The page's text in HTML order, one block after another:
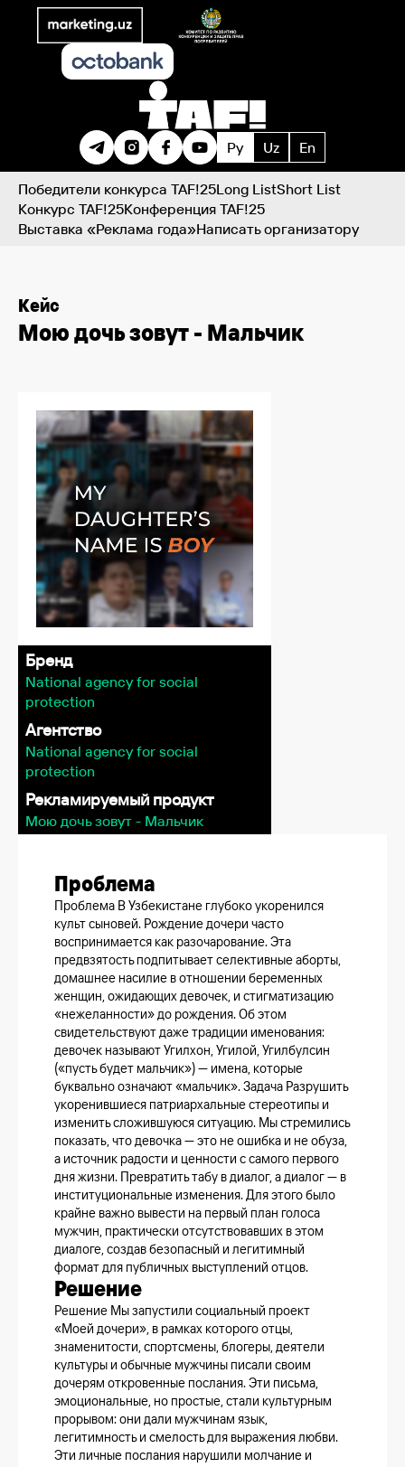
Ру Uz En
Победители конкурса TAF!25Long ListShort List
Конкурс TAF!25Конференция TAF!25
Выставка «Реклама года»Написать организатору
Кейс
Мою дочь зовут - Мальчик
Бренд
National agency for social
protection
Агентство
National agency for social
protection
Рекламируемый продукт
Мою дочь зовут - Мальчик
Проблема
Проблема В Узбекистане глубоко укоренился
культ сыновей. Рождение дочери часто
воспринимается как разочарование. Эта
предвзятость подпитывает селективные аборты,
домашнее насилие в отношении беременных
женщин, ожидающих девочек, и стигматизацию
«нежеланности» до рождения. Об этом
свидетельствуют даже традиции именования:
девочек называют Угилхон, Угилой, Угилбулсин
(«пусть будет мальчик») — имена, которые
буквально означают «мальчик». Задача Разрушить
укоренившиеся патриархальные стереотипы и
изменить сложившуюся ситуацию. Мы стремились
показать, что девочка — это не ошибка и не обуза,
а источник радости и ценности с самого первого
дня жизни. Превратить табу в диалог, а диалог — в
институциональные изменения. Для этого было
крайне важно вывести на первый план голоса
мужчин, практически отсутствовавших в этом
диалоге, создав безопасный и легитимный
формат для публичных выступлений отцов.
Решение
Решение Мы запустили социальный проект
«Моей дочери», в рамках которого отцы,
знаменитости, спортсмены, блогеры, деятели
культуры и обычные мужчины писали своим
дочерям откровенные послания. Эти письма,
эмоциональные, но простые, стали культурным
прорывом: они дали мужчинам язык,
легитимность и смелость для выражения любви.
Эти личные послания нарушили молчание и